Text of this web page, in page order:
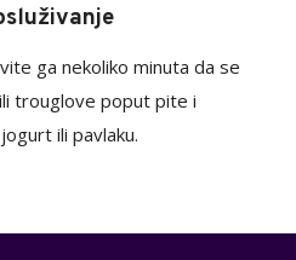
ga nekoliko minuta da se
trouglove poput pite i
ili pavlaku.